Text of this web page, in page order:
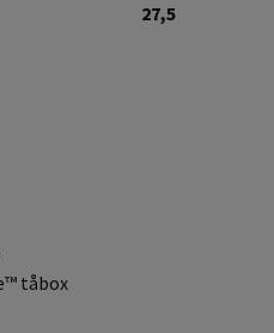
27,5
tåbox